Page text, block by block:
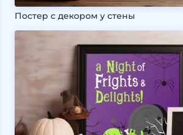
Постер с декором у стены